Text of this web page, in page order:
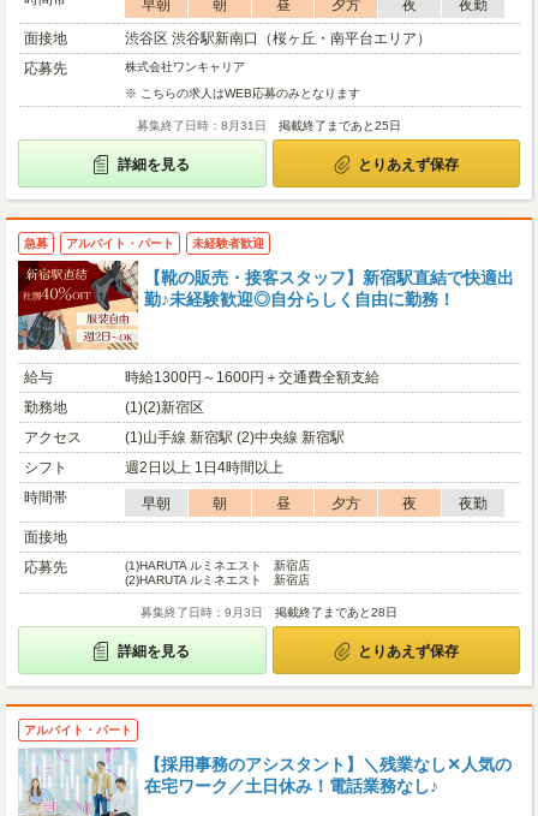
早朝 朝 昼 夕方 夜
夜勤
面接地
渋谷区 渋谷駅新南口（桜ヶ丘・南平台エリア）
応募先
株式会社ワンキャリア
※ こちらの求人はWEB応募のみとなります
募集終了日時：8月31日 掲載終了まであと25日
詳細を見る とりあえず保存
急募 アルバイト・パート 未経験者歓迎
【靴の販売・接客スタッフ】新宿駅直結で快適出
勤♪未経験歓迎◎自分らしく自由に勤務！
給与
時給1300円～1600円＋交通費全額支給
勤務地
(1)(2)新宿区
アクセス
(1)山手線 新宿駅 (2)中央線 新宿駅
シフト
週2日以上 1日4時間以上
時間帯
早朝 朝 昼 夕方 夜
夜勤
面接地
応募先
(1)HARUTA ルミネエスト 新宿店
(2)HARUTA ルミネエスト 新宿店
募集終了日時：9月3日 掲載終了まであと28日
詳細を見る とりあえず保存
アルバイト・パート
【採用事務のアシスタント】＼残業なし✕人気の
在宅ワーク／土日休み！電話業務なし♪